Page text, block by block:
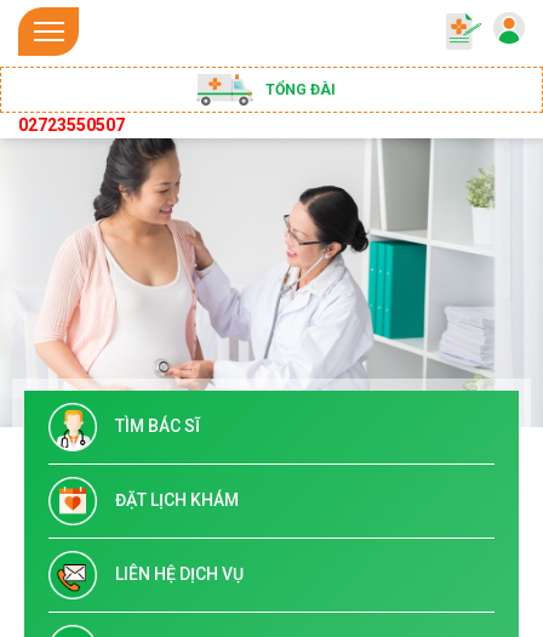
TỔNG ĐÀI
02723550507
TÌM BÁC SĨ
ĐẶT LỊCH KHÁM
LIÊN HỆ DỊCH VỤ